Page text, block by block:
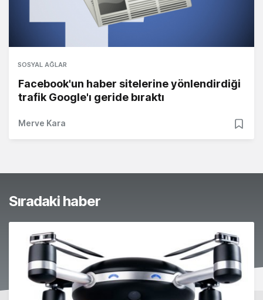
SOSYAL AĞLAR
Facebook'un haber sitelerine yönlendirdiği
trafik Google'ı geride bıraktı
Merve Kara
Sıradaki haber